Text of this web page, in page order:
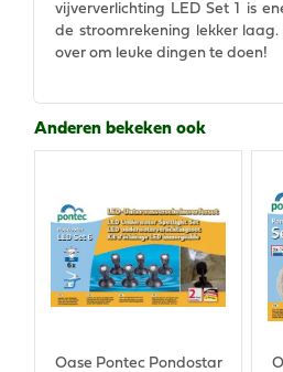
vijververlichting LED Set 1 is
de stroomrekening lekker
over om leuke dingen te doen!
Anderen bekeken ook
Oase Pontec Pondostar